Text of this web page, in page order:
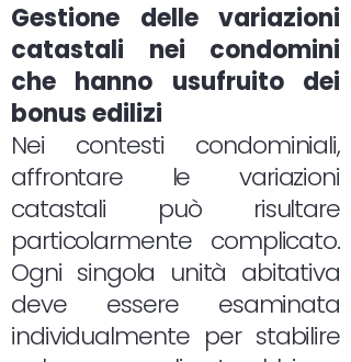
Gestione delle variazioni
catastali nei condomini
che hanno usufruito dei
bonus edilizi
Nei contesti condominiali,
affrontare le variazioni
catastali può risultare
particolarmente complicato.
Ogni singola unità abitativa
deve essere esaminata
individualmente per stabilire